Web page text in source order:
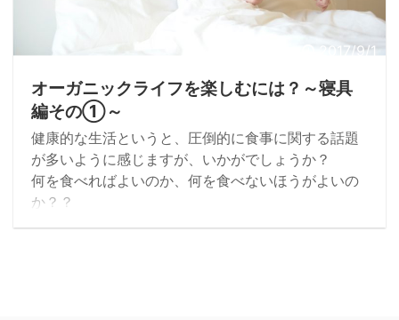
2017/9/1
オーガニックライフを楽しむには？～寝具
編その①～
健康的な生活というと、圧倒的に食事に関する話題
が多いように感じますが、いかがでしょうか？
何を食べればよいのか、何を食べないほうがよいの
か？？
これはこれで私も食に関することで実践しているこ